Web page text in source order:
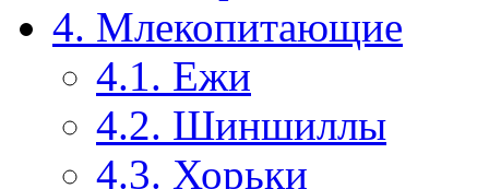
4. Млекопитающие
4.1. Ежи
4.2. Шиншиллы
4.3. Хорьки